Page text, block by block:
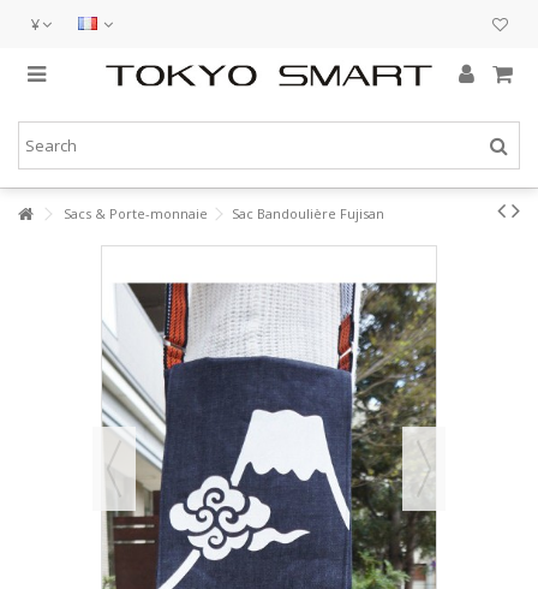
¥
Sacs & Porte-monnaie Sac Bandoulière Fujisan